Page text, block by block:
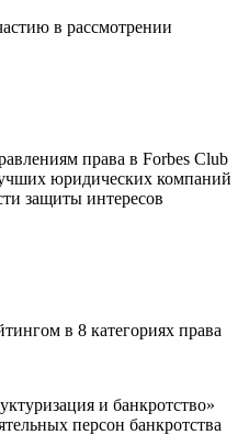
в рассмотрении
права в Forbes Club
юридических компаний
защиты интересов
в 8 категориях права
и банкротство»
персон банкротства